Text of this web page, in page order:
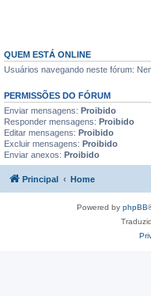
QUEM ESTÁ ONLINE
Usuários navegando neste fórum:
PERMISSÕES DO FÓRUM
Enviar mensagens: Proibido
Responder mensagens: Proibido
Editar mensagens: Proibido
Excluir mensagens: Proibido
Enviar anexos: Proibido
Principal Home
Powered by phpBB